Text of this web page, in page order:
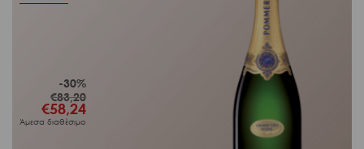
-30%
€83,20
Original
price
was:
€58,24
Άμεσα διαθέσιμο